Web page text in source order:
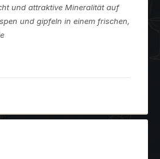
und attraktive Mineralität auf
und gipfeln in einem frischen,